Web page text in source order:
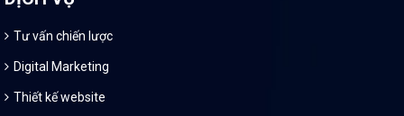
Tư vấn chiến lược
Digital Marketing
Thiết kế website